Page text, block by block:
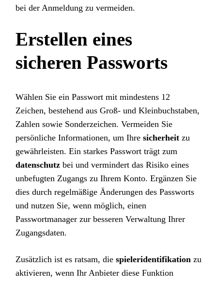
bei der Anmeldung zu vermeiden.
Erstellen eines
sicheren Passworts
Wählen Sie ein Passwort mit mindestens 12
Zeichen, bestehend aus Groß- und Kleinbuchstaben,
Zahlen sowie Sonderzeichen. Vermeiden Sie
persönliche Informationen, um Ihre sicherheit zu
gewährleisten. Ein starkes Passwort trägt zum
datenschutz bei und vermindert das Risiko eines
unbefugten Zugangs zu Ihrem Konto. Ergänzen Sie
dies durch regelmäßige Änderungen des Passworts
und nutzen Sie, wenn möglich, einen
Passwortmanager zur besseren Verwaltung Ihrer
Zugangsdaten.
Zusätzlich ist es ratsam, die spieleridentifikation zu
aktivieren, wenn Ihr Anbieter diese Funktion